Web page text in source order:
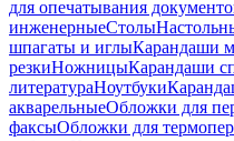
для опечатывания
инженерныеСтолы
шпагаты и иглыКарандаши
резкиНожницыКарандаши
литератураНоутбуки
акварельныеОбложки для
факсыОбложки для